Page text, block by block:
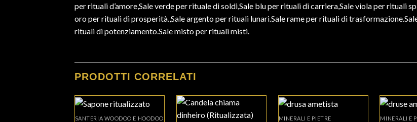
per rituali d’amore,Sale verde per rituale di soldi,Sale blu per rituali di carriera,Sale viola per rituali
oro per rituali di prosperità.,Sale argento per rituali lunari.Sale rame per rituali di
rituali di potenziamento.Sale misto per rituali misti.
PRODOTTI CORRELATI
SANTERIA WOODOO E HOODOO
+
+
MINERALI E PIETRE
+
MINERALI E